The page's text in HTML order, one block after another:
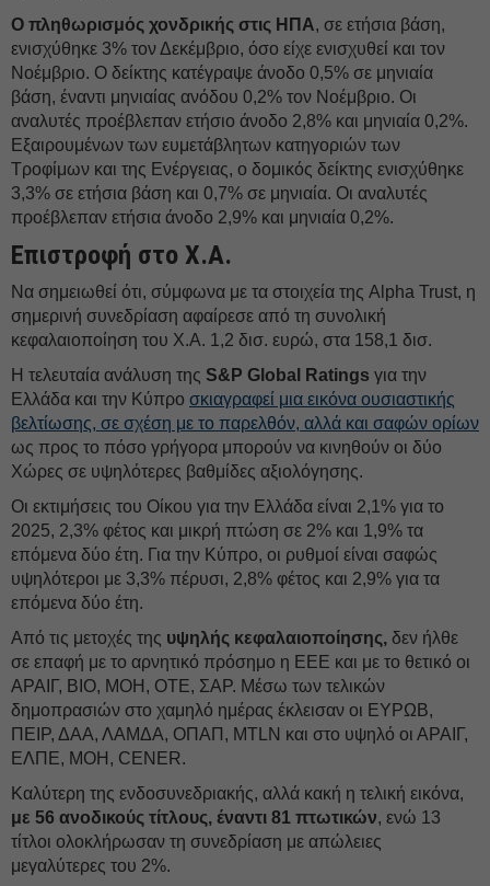
O πληθωρισμός χονδρικής στις ΗΠΑ, σε ετήσια βάση,
ενισχύθηκε 3% τον Δεκέμβριο, όσο είχε ενισχυθεί και τον
Νοέμβριο. Ο δείκτης κατέγραψε άνοδο 0,5% σε μηνιαία
βάση, έναντι μηνιαίας ανόδου 0,2% τον Νοέμβριο. Οι
αναλυτές προέβλεπαν ετήσιο άνοδο 2,8% και μηνιαία 0,2%.
Εξαιρουμένων των ευμετάβλητων κατηγοριών των
Τροφίμων και της Ενέργειας, ο δομικός δείκτης ενισχύθηκε
3,3% σε ετήσια βάση και 0,7% σε μηνιαία. Οι αναλυτές
προέβλεπαν ετήσια άνοδο 2,9% και μηνιαία 0,2%.
Επιστροφή στο Χ.Α.
Να σημειωθεί ότι, σύμφωνα με τα στοιχεία της Alpha Trust, η
σημερινή συνεδρίαση αφαίρεσε από τη συνολική
κεφαλαιοποίηση του Χ.Α. 1,2 δισ. ευρώ, στα 158,1 δισ.
Η τελευταία ανάλυση της S&P Global Ratings για την
Ελλάδα και την Κύπρο σκιαγραφεί μια εικόνα ουσιαστικής
βελτίωσης, σε σχέση με το παρελθόν, αλλά και σαφών ορίων
ως προς το πόσο γρήγορα μπορούν να κινηθούν οι δύο
Xώρες σε υψηλότερες βαθμίδες αξιολόγησης.
Oι εκτιμήσεις του Οίκου για την Ελλάδα είναι 2,1% για το
2025, 2,3% φέτος και μικρή πτώση σε 2% και 1,9% τα
επόμενα δύο έτη. Για την Κύπρο, οι ρυθμοί είναι σαφώς
υψηλότεροι με 3,3% πέρυσι, 2,8% φέτος και 2,9% για τα
επόμενα δύο έτη.
Από τις μετοχές της υψηλής κεφαλαιοποίησης, δεν ήλθε
σε επαφή με το αρνητικό πρόσημο η ΕΕΕ και με το θετικό οι
ΑΡΑΙΓ, ΒΙΟ, ΜΟΗ, ΟΤΕ, ΣΑΡ. Μέσω των τελικών
δημοπρασιών στο χαμηλό ημέρας έκλεισαν οι ΕΥΡΩΒ,
ΠΕΙΡ, ΔΑΑ, ΛΑΜΔΑ, ΟΠΑΠ, MTLN και στο υψηλό οι ΑΡΑΙΓ,
ΕΛΠΕ, ΜΟΗ, CENER.
Καλύτερη της ενδοσυνεδριακής, αλλά κακή η τελική εικόνα,
με 56 ανοδικούς τίτλους, έναντι 81 πτωτικών, ενώ 13
τίτλοι ολοκλήρωσαν τη συνεδρίαση με απώλειες
μεγαλύτερες του 2%.